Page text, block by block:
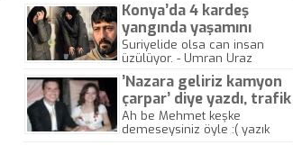
Konya’da 4 kardeş
yangında yaşamını
yitirdi
Suriyelide olsa can insan
üzülüyor. - Umran Uraz
’Nazara geliriz kamyon
çarpar’ diye yazdı, trafik
kazasında öldü!
Ah be Mehmet keşke
demeseysiniz öyle :( yazık